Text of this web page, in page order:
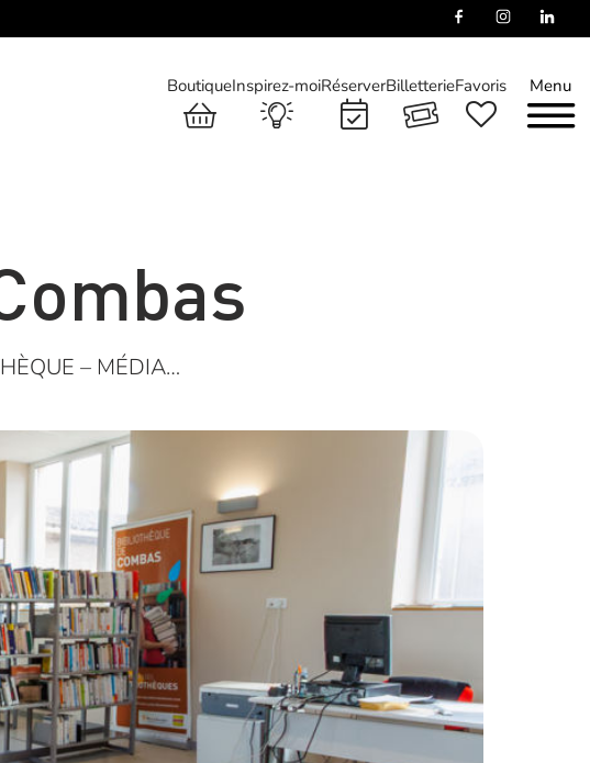
Menu
BoutiqueInspirez-moiRéserverBilletterieFavoris
– MÉDIA…